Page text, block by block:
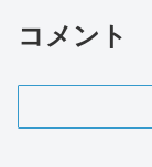
コメント